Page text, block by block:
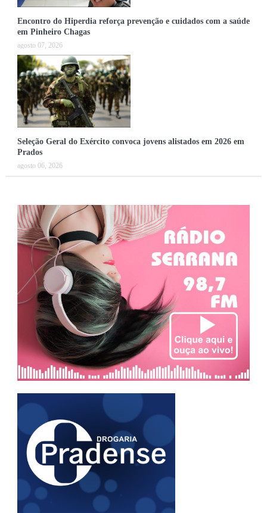
Encontro do Hiperdia reforça prevenção e cuidados com a saúde
em Pinheiro Chagas
agosto 07, 2026
Seleção Geral do Exército convoca jovens alistados em 2026 em
Prados
agosto 06, 2026